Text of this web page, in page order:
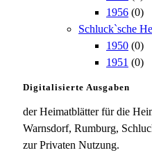
1956 (0)
Schluck`sche
1950 (0)
1951 (0)
Digitalisierte Ausgaben
der Heimatblätter für die
Warnsdorf, Rumburg,
zur Privaten Nutzung.